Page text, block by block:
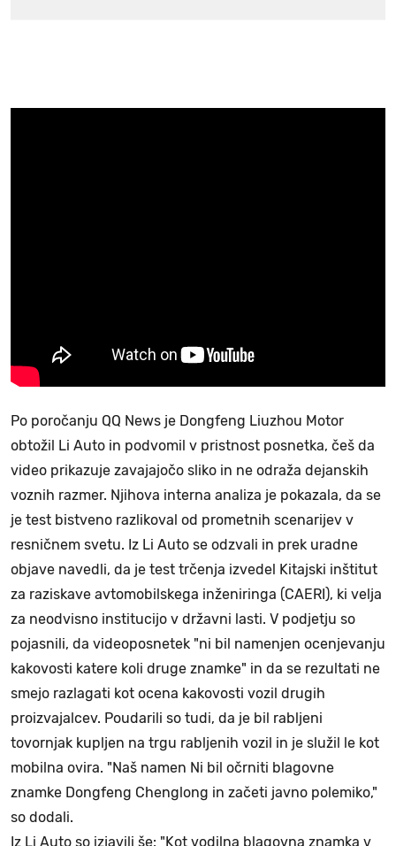
Po poročanju QQ News je Dongfeng Liuzhou Motor
obtožil Li Auto in podvomil v pristnost posnetka, češ da
video prikazuje zavajajočo sliko in ne odraža dejanskih
voznih razmer. Njihova interna analiza je pokazala, da se
je test bistveno razlikoval od prometnih scenarijev v
resničnem svetu. Iz Li Auto se odzvali in prek uradne
objave navedli, da je test trčenja izvedel Kitajski inštitut
za raziskave avtomobilskega inženiringa (CAERI), ki velja
za neodvisno institucijo v državni lasti. V podjetju so
pojasnili, da videoposnetek "ni bil namenjen ocenjevanju
kakovosti katere koli druge znamke" in da se rezultati ne
smejo razlagati kot ocena kakovosti vozil drugih
proizvajalcev. Poudarili so tudi, da je bil rabljeni
tovornjak kupljen na trgu rabljenih vozil in je služil le kot
mobilna ovira. "Naš namen Ni bil očrniti blagovne
znamke Dongfeng Chenglong in začeti javno polemiko,"
so dodali.
Iz Li Auto so izjavili še: "Kot vodilna blagovna znamka v